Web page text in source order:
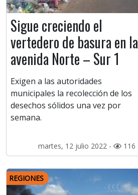
Sigue creciendo el
vertedero de basura en la
avenida Norte – Sur 1
Exigen a las autoridades
municipales la recolección de los
desechos sólidos una vez por
semana.
martes, 12 julio 2022 - 116
REGIONES